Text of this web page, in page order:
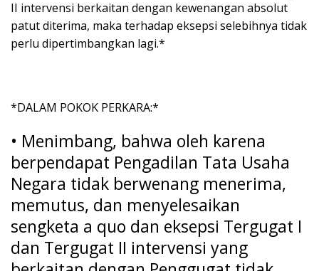
II intervensi berkaitan dengan kewenangan absolut
patut diterima, maka terhadap eksepsi selebihnya tidak
perlu dipertimbangkan lagi.*
*DALAM POKOK PERKARA:*
• Menimbang, bahwa oleh karena
berpendapat Pengadilan Tata Usaha
Negara tidak berwenang menerima,
memutus, dan menyelesaikan
sengketa a quo dan eksepsi Tergugat I
dan Tergugat II intervensi yang